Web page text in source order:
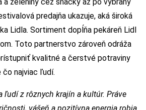
predajňa ukazuje, aká široká
Lidla. Sortiment dopĺňa pekáreň Lidl
Toto partnerstvo zároveň odráža
kvalitné a čerstvé potraviny
čo najviac ľudí.
ľudí z rôznych krajín a kultúr. Práve